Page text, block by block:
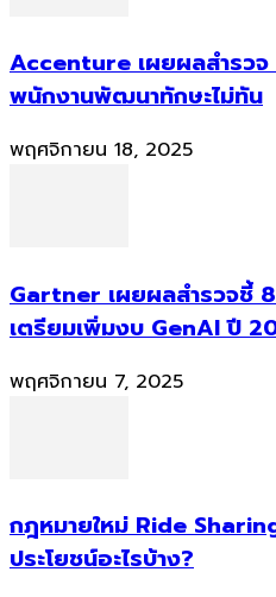
Accenture เผยผลสำรวจ
พนักงานพัฒนาทักษะไม่ทัน
พฤศจิกายน 18, 2025
Gartner เผยผลสำรวจชี้
เตรียมเพิ่มงบ GenAI ปี
พฤศจิกายน 7, 2025
กฎหมายใหม่ Ride
ประโยชน์อะไรบ้าง?